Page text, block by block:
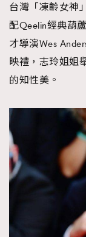
台灣「凍齡女神
配Qeelin經典葫
才導演Wes
映禮，志玲姐姐
的知性美。